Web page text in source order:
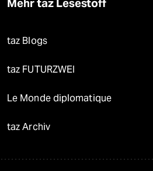
taz Blogs
taz FUTURZWEI
Le Monde diplomatique
taz Archiv